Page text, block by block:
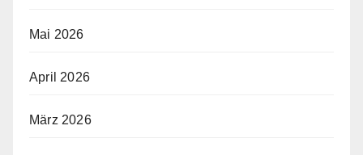
Mai 2026
April 2026
März 2026